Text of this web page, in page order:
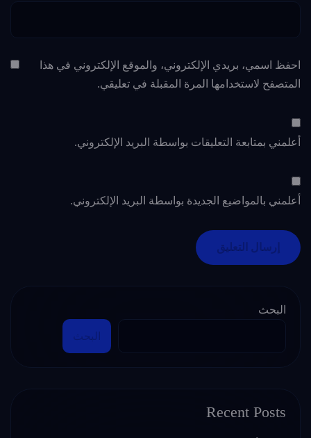
احفظ اسمي، بريدي الإلكتروني، والموقع الإلكتروني في هذا
المتصفح لاستخدامها المرة المقبلة في تعليقي.
أعلمني بمتابعة التعليقات بواسطة البريد الإلكتروني.
أعلمني بالمواضيع الجديدة بواسطة البريد الإلكتروني.
البحث
البحث
Recent Posts